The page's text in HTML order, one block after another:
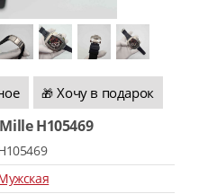
🎁 Хочу в подарок
H105469